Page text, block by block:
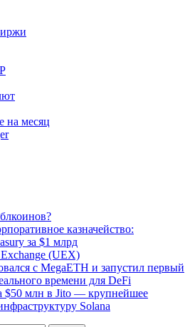
на месяц
казначейство:
за $1 млрд
(UEX)
с MegaETH и запустил первый
времени для DeFi
$50 млн в Jito — крупнейшее
Solana